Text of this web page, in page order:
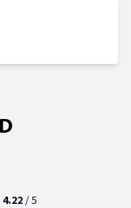
4.22 / 5